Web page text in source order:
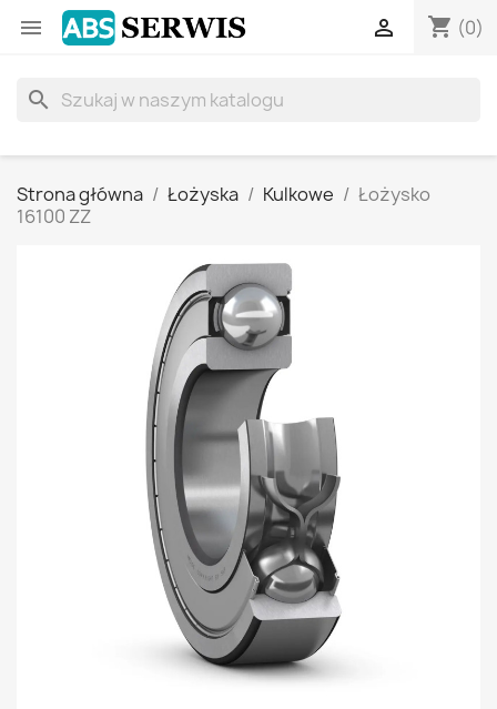
 shopping_cart (0)

search
Strona główna Łożyska Kulkowe
Łożysko
16100 ZZ